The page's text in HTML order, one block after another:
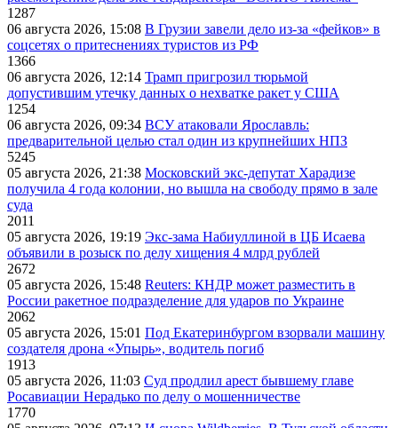
1287
06 августа 2026, 15:08 В Грузии завели дело из-за «фейков» в
соцсетях о притеснениях туристов из РФ
1366
06 августа 2026, 12:14 Трамп пригрозил тюрьмой
допустившим утечку данных о нехватке ракет у США
1254
06 августа 2026, 09:34 ВСУ атаковали Ярославль:
предварительной целью стал один из крупнейших НПЗ
5245
05 августа 2026, 21:38 Московский экс-депутат Харадизе
получила 4 года колонии, но вышла на свободу прямо в зале
суда
2011
05 августа 2026, 19:19 Экс-зама Набиуллиной в ЦБ Исаева
объявили в розыск по делу хищения 4 млрд рублей
2672
05 августа 2026, 15:48 Reuters: КНДР может разместить в
России ракетное подразделение для ударов по Украине
2062
05 августа 2026, 15:01 Под Екатеринбургом взорвали машину
создателя дрона «Упырь», водитель погиб
1913
05 августа 2026, 11:03 Суд продлил арест бывшему главе
Росавиации Нерадько по делу о мошенничестве
1770